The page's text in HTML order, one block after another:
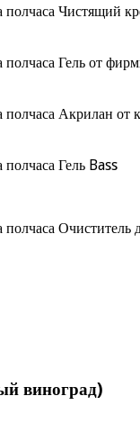
Чистящий
Гель от
Акрилан от
Гель Bass
Очиститель
виноград)